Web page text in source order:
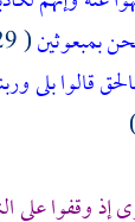
بمبعوثين( 29 )
قالوا بلى
إذ وقفوا على